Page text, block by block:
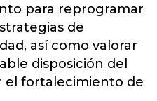
para reprogramar
de
así como valorar
disposición del
el fortalecimiento de